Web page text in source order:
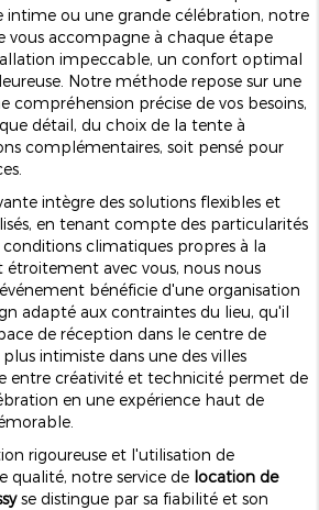
intime ou une grande célébration, notre
vous accompagne à chaque étape
impeccable, un confort optimal
Notre méthode repose sur une
compréhension précise de vos besoins,
détail, du choix de la tente à
complémentaires, soit pensé pour
intègre des solutions flexibles et
en tenant compte des particularités
climatiques propres à la
avec vous, nous nous
bénéficie d'une organisation
adapté aux contraintes du lieu, qu'il
de réception dans le centre de
intimiste dans une des villes
entre créativité et technicité permet de
en une expérience haut de
rigoureuse et l'utilisation de
qualité, notre service de location de
se distingue par sa fiabilité et son